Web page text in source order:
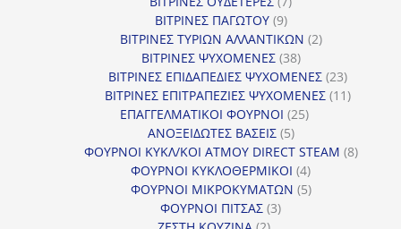
ΒΙΤΡΙΝΕΣ ΠΑΓΩΤΟΥ 99
προϊόντα
ΒΙΤΡΙΝΕΣ ΤΥΡΙΩΝ ΑΛΛΑΝΤΙΚΩΝ 22
ΒΙΤΡΙΝΕΣ ΨΥΧΟΜΕΝΕΣ 3838
προϊόντα
ΒΙΤΡΙΝΕΣ ΕΠΙΔΑΠΕΔΙΕΣ ΨΥΧΟΜΕΝΕΣ 2323
προϊόντα
ΒΙΤΡΙΝΕΣ ΕΠΙΤΡΑΠΕΖΙΕΣ ΨΥΧΟΜΕΝΕΣ 1111
ΕΠΑΓΓΕΛΜΑΤΙΚΟΙ ΦΟΥΡΝΟΙ 2525
ΑΝΟΞΕΙΔΩΤΕΣ ΒΑΣΕΙΣ 55
προϊόντα
ΦΟΥΡΝΟΙ ΚΥΚΛ/ΚΟΙ ΑΤΜΟΥ DIRECT STEAM 88
ΦΟΥΡΝΟΙ ΚΥΚΛΟΘΕΡΜΙΚΟΙ 44
προϊόντα
ΦΟΥΡΝΟΙ ΜΙΚΡΟΚΥΜΑΤΩΝ 55
ΦΟΥΡΝΟΙ ΠΙΤΣΑΣ 33
2